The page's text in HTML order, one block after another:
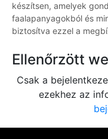
készítsen, amelyek
faalapanyagokból és
biztosítva ezzel a
Ellenőrzött
Csak a
ezekhez az